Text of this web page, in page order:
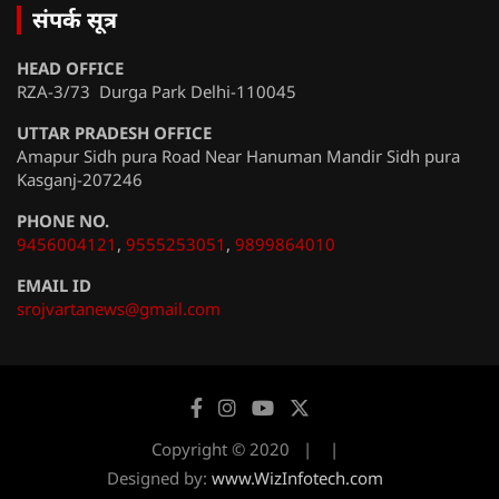
संपर्क सूत्र
HEAD OFFICE
RZA-3/73 Durga Park Delhi-110045
UTTAR PRADESH OFFICE
Amapur Sidh pura Road Near Hanuman Mandir Sidh pura
Kasganj-207246
PHONE NO.
9456004121 , 9555253051 , 9899864010
EMAIL ID
srojvartanews@gmail.com
Copyright © 2020
Designed by: www.WizInfotech.com